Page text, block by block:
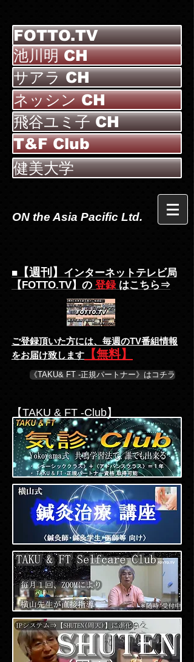
FOTTO.TV
池川明 CH
サアラ CH
ネッシン CH
飛谷ユミ子 CH
T&F Club
健美大学
ON the Asia Pacific Ltd.
■ 【週刊】
インターネットテレビ局
【FOTTO.TV】の 登録 はこちら⇒
ご登録頂いた方には、 毎週のTV番組情報
をお届け致します
【無料】
《TAKU& FT -正規パートナー》はコチラ
【TAKU & FT -Club】